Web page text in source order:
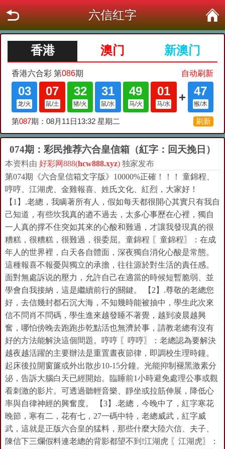
六信红字
074期：彩民推荐六合皇信箱（紅字：回天挽日）
本资料由 好彩网888(hcw888.xyz) 独家发布
第074期《六合皇信箱文字版》10000%正確！！！ 童錦程、
哼哼、江湖虎、金雞報喜、姓氏文化、紅烈，大家好！
【1】.老總，我瞒著所有人，假如每天都很開心其實只有我自
己知道，有些坎我真的遒不過去，太多心事歷在心裡，獨自
一人真的撑不住突如其來的心酸和難過，才讓我發現真的很
糟糕，很糟糕，很難過，很委屈。童錦程 〖童錦程〗：在成
年人的世界裡，白天各自體面，深夜獨自消化心酸是常態。
這種報喜不報憂與獨立的承擔，往往源於對生活的責任感。
面對無處訴说的壓力，允許自己在適當的時候短暫脆弱、並
學會自我接納，這是繼續前行的關鍵。 【2】.尊敬的老總您
好，去信幾封都石沉大海，不知幾時能被抽中，學生此次來
信不問肖不問碼，學生進來越發睡不著覺，越到凌晨越興
奮，哪怕傍晚去跑跑步乾點活也無濟於事，請教老總有沒有
好的方法能解決這個間題。哼哼 〖哼哼〗：老總認為要解決
越夜越活躍的主要辦法是重置晝夜節律，即調校生理時鐘。
起床後拉開窗簾或外出散步10-15分鐘。光能抑制褪黑激素分
泌，告訴大腦白天已經開始。臨睡前1小時避免處理公事或觀
看刺激的影片。可透過聽輕音樂、靜坐或拉筋伸展，降低心
率與自律神經的興奮度。 【3】.老總，今晚中了，紅字寒花
晚節，寒有二，花有七，27一碼中特，老總威武，紅字威
武，這就是正版六合皇的猛料，那些什麼大陸六信、夫子、
陳信下三爛假料連老總的背影都望不到!江湖虎 〖江湖虎〗：